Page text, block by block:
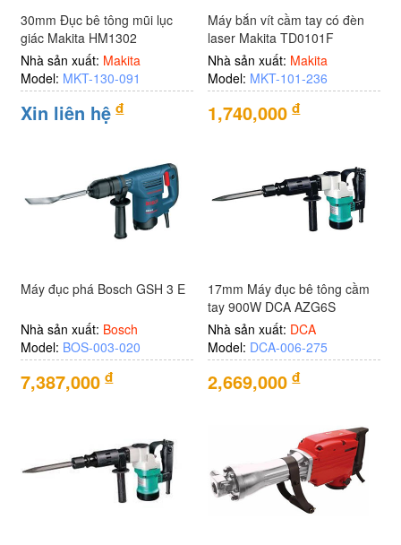
hộ
lao
động
Vệ
sinh
Vận
Bảo
quản
đóng
khí
30mm Đục bê tông mũi lục
giác Makita HM1302
Nhà sản xuất: Makita
Model: MKT-130-091
Xin liên hệ đ
Máy bắn vít cầm tay có đèn
laser Makita TD0101F
Nhà sản xuất: Makita
Model: MKT-101-236
1,740,000 đ
Máy đục phá Bosch GSH 3 E
Nhà sản xuất: Bosch
Model: BOS-003-020
7,387,000 đ
17mm Máy đục bê tông cầm
tay 900W DCA AZG6S
Nhà sản xuất: DCA
Model: DCA-006-275
2,669,000 đ